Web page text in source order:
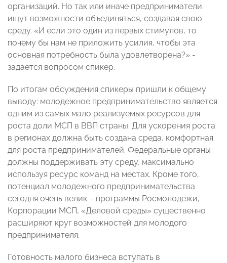
организаций. Но так или иначе предприниматели
ищут возможности объединяться, создавая свою
среду. «И если это один из первых стимулов, то
почему бы нам не приложить усилия, чтобы эта
основная потребность была удовлетворена?» -
задается вопросом спикер.
По итогам обсуждения спикеры пришли к общему
выводу: молодежное предпринимательство является
одним из самых мало реализуемых ресурсов для
роста доли МСП в ВВП страны. Для ускорения роста
в регионах должна быть создана среда, комфортная
для роста предпринимателей. Федеральные органы
должны поддерживать эту среду, максимально
используя ресурс команд на местах. Кроме того,
потенциал молодежного предпринимательства
сегодня очень велик – программы Росмолодежи,
Корпорации МСП, «Деловой среды» существенно
расширяют круг возможностей для молодого
предпринимателя.
Готовность малого бизнеса вступать в